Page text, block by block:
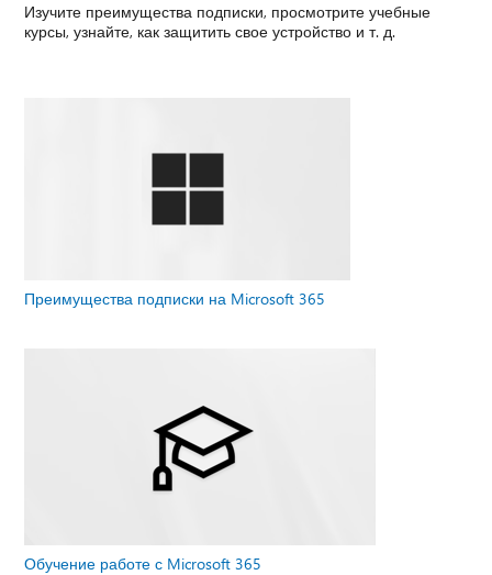
Изучите преимущества подписки, просмотрите учебные
курсы, узнайте, как защитить свое устройство и т. д.
Преимущества подписки на Microsoft 365
Обучение работе с Microsoft 365